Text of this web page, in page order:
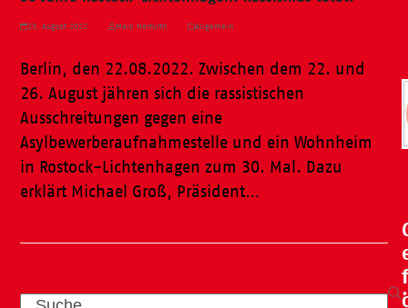
23. August 2022 Maik Herfurth Allgemein
Berlin, den 22.08.2022. Zwischen dem 22. und
26. August jähren sich die rassistischen
Ausschreitungen gegen eine
Asylbewerberaufnahmestelle und ein Wohnheim
in Rostock-Lichtenhagen zum 30. Mal. Dazu
erklärt Michael Groß, Präsident…
f